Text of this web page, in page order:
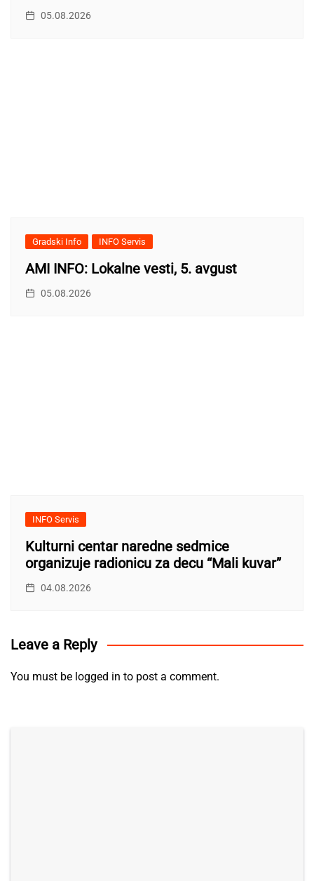
05.08.2026
Gradski Info INFO Servis
AMI INFO: Lokalne vesti, 5. avgust
05.08.2026
INFO Servis
Kulturni centar naredne sedmice
organizuje radionicu za decu “Mali kuvar”
04.08.2026
Leave a Reply
You must be logged in to post a comment.